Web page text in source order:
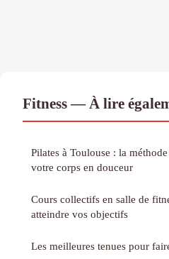
Fitness — À lire
Pilates à Toulouse : la
votre corps en douceur
Cours collectifs en salle de
atteindre vos objectifs
Les meilleures tenues pour